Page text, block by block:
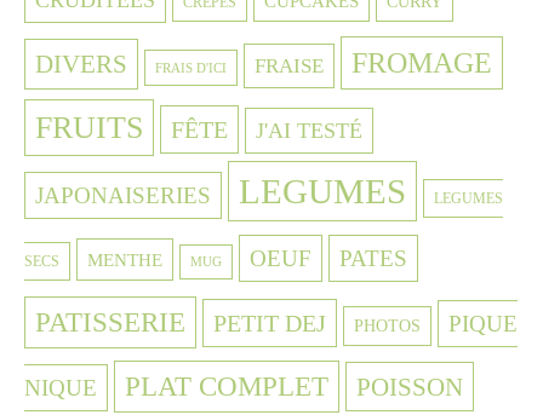
DIVERS FRAIS D'ICI FRAISE FROMAGE
FRUITS FÊTE J'AI TESTÉ
JAPONAISERIES LEGUMES LEGUMES
SECS MENTHE MUG OEUF PATES
PATISSERIE PETIT DEJ PHOTOS PIQUE
NIQUE PLAT COMPLET POISSON